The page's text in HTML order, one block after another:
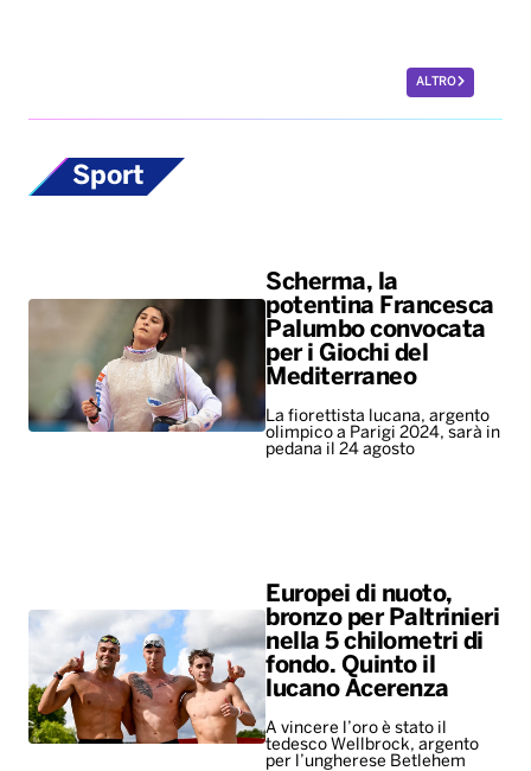
ALTRO
Sport
Scherma, la
potentina Francesca
Palumbo convocata
per i Giochi del
Mediterraneo
La fiorettista lucana, argento
olimpico a Parigi 2024, sarà in
pedana il 24 agosto
Europei di nuoto,
bronzo per Paltrinieri
nella 5 chilometri di
fondo. Quinto il
lucano Acerenza
A vincere l’oro è stato il
tedesco Wellbrock, argento
per l’ungherese Betlehem